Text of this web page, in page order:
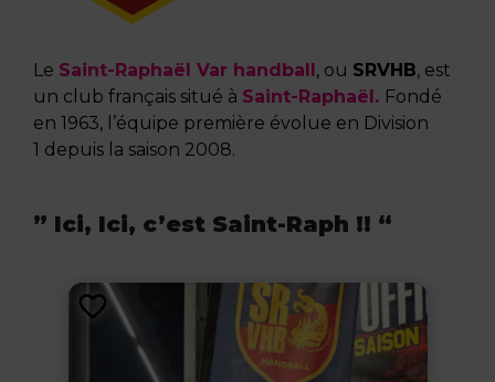
Le Saint-Raphaël Var handball, ou SRVHB, est
un club français situé à Saint-Raphaël. Fondé
en 1963, l’équipe première évolue en Division
1 depuis la saison 2008.
” Ici, Ici, c’est Saint-Raph !! “